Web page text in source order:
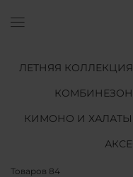
ЛЕТНЯЯ КОЛЛЕКЦИЯ
КИМОНО И ХАЛАТЫ
Товаров 84